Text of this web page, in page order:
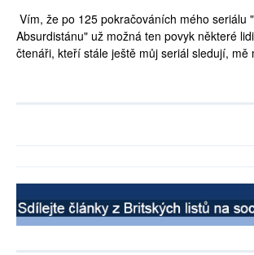
Vím, že po 125 pokračováních mého seriálu
Absurdistánu" už možná ten povyk některé
čtenáři, kteří stále ještě můj seriál sledují, mě